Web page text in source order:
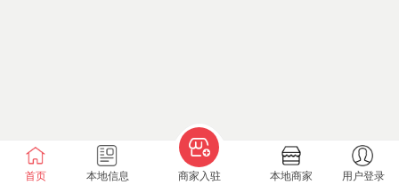
首页 本地信息 商家入驻 本地商家 用户登录